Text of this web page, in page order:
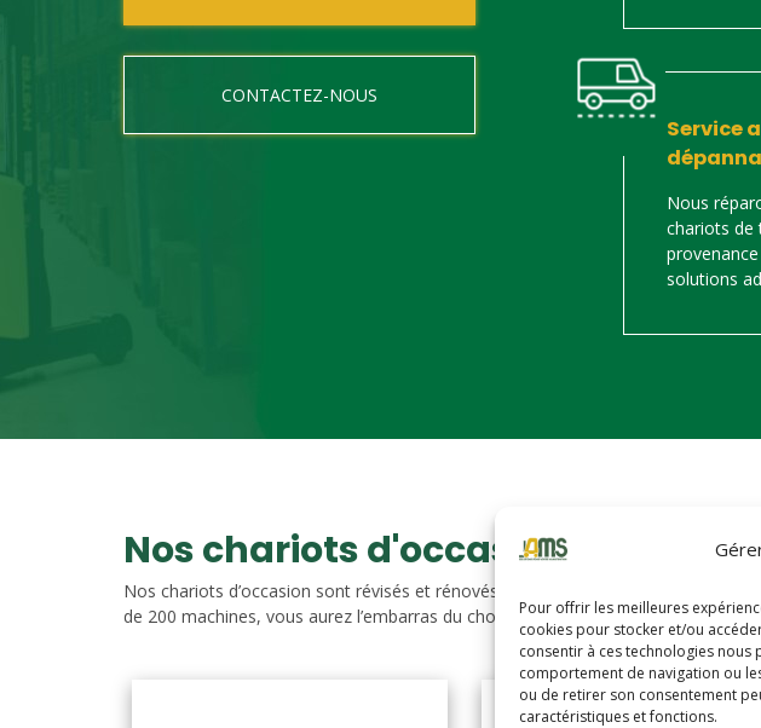
Pour offrir les meilleures
cookies pour stocker et/ou
consentir à ces technologies
comportement de navigation ou
ou de retirer son consentement
caractéristiques et fonctions.
CONTACTEZ-NOUS
Service
Nous
chariots de
solutions
Nos chariots d'occasion
Nos chariots d’occasion sont révisés et rénovés. Vous trouverez ci-dessous
de 200 machines, vous aurez l’embarras du choix. Nos chariots sont révisés,